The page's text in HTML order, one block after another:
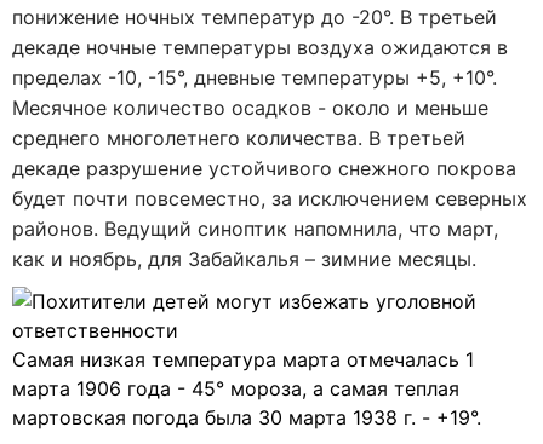
понижение ночных температур до -20°. В третьей
декаде ночные температуры воздуха ожидаются в
пределах -10, -15°, дневные температуры +5, +10°.
Месячное количество осадков - около и меньше
среднего многолетнего количества. В третьей
декаде разрушение устойчивого снежного покрова
будет почти повсеместно, за исключением северных
районов. Ведущий синоптик напомнила, что март,
как и ноябрь, для Забайкалья – зимние месяцы.
Самая низкая температура марта отмечалась 1
марта 1906 года - 45° мороза, а самая теплая
мартовская погода была 30 марта 1938 г. - +19°.